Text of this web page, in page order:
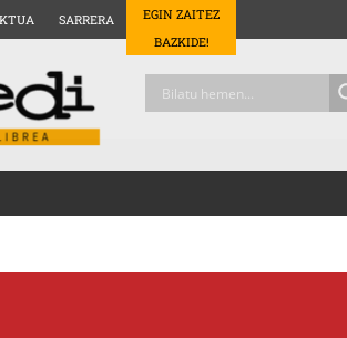
SARRERA
EGIN ZAITEZ
BAZKIDE!